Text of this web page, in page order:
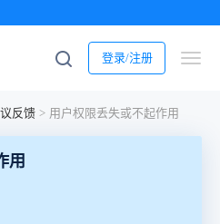
登录/注册
反馈 > 用户权限丢失或不起作用
用